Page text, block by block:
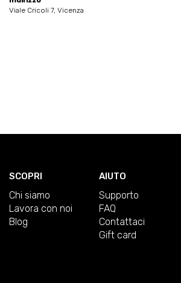
Viale Cricoli 7, Vicenza
SCOPRI
Chi siamo
Lavora con noi
Blog
AIUTO
Supporto
FAQ
Contattaci
Gift card